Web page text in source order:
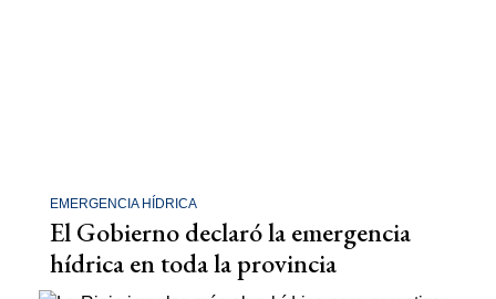
EMERGENCIA HÍDRICA
El Gobierno declaró la emergencia
hídrica en toda la provincia